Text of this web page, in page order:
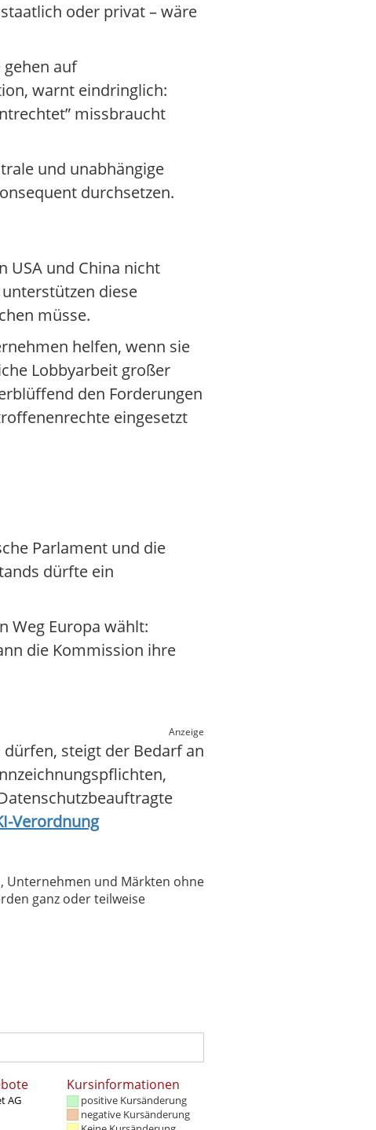
oder privat – wäre
auf
warnt eindringlich:
missbraucht
und unabhängige
durchsetzen.
USA und China nicht
diese
müsse.
helfen, wenn sie
Lobbyarbeit großer
den Forderungen
eingesetzt
Parlament und die
dürfte ein
Weg Europa wählt:
die Kommission ihre
Anzeige
steigt der Bedarf an
Verordnung
Unternehmen und Märkten ohne
ganz oder teilweise
AG
Kursinformationen
positive Kursänderung
negative Kursänderung